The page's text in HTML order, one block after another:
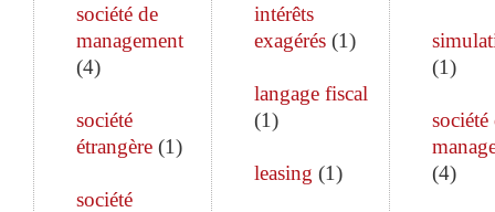
société de
management
(4)
société
étrangère (1)
société
intérêts
exagérés(1)
langage fiscal
(1)
leasing (1)
(1)
société
(4)